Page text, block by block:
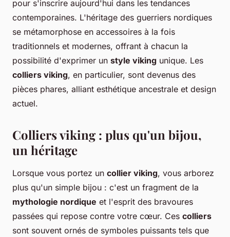
pour s'inscrire aujourd'hui dans les tendances
contemporaines. L'héritage des guerriers nordiques
se métamorphose en accessoires à la fois
traditionnels et modernes, offrant à chacun la
possibilité d'exprimer un style viking unique. Les
colliers viking, en particulier, sont devenus des
pièces phares, alliant esthétique ancestrale et design
actuel.
Colliers viking : plus qu'un bijou,
un héritage
Lorsque vous portez un collier viking, vous arborez
plus qu'un simple bijou : c'est un fragment de la
mythologie nordique et l'esprit des bravoures
passées qui repose contre votre cœur. Ces colliers
sont souvent ornés de symboles puissants tels que